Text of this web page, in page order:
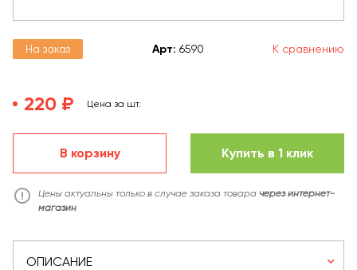
На заказ Арт: 6590 К сравнению
220 ₽ Цена за шт.
В корзину Купить в 1 клик
Цены актуальны только в случае заказа товара через интернет-
магазин
ОПИСАНИЕ